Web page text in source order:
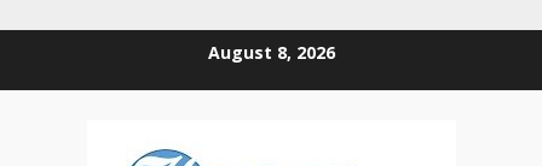
August 8, 2026